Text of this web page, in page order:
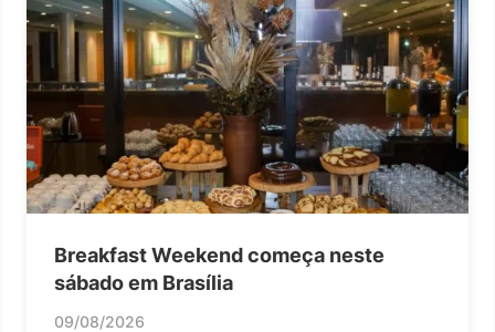
Breakfast Weekend começa neste
sábado em Brasília
09/08/2026